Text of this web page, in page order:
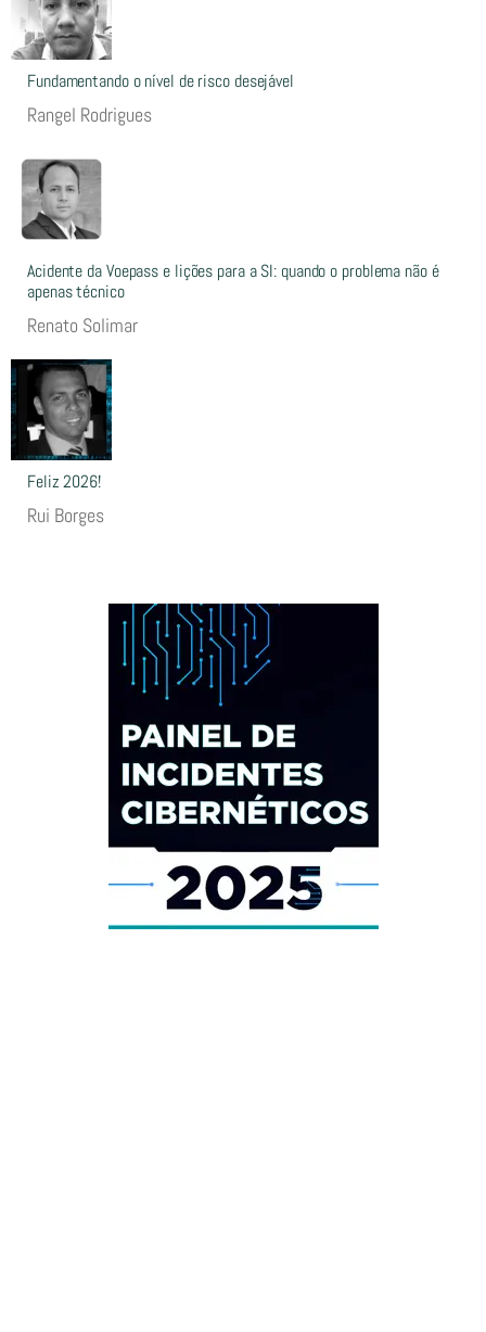
Fundamentando o nível de risco desejável
Rangel Rodrigues
Acidente da Voepass e lições para a SI: quando o problema não é
apenas técnico
Renato Solimar
Feliz 2026!
Rui Borges